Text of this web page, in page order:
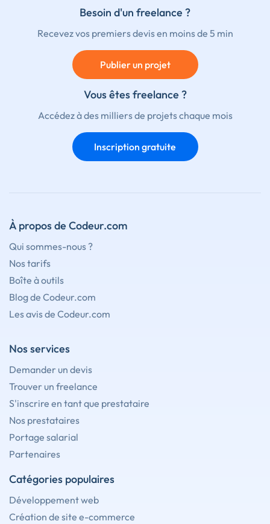
Besoin d'un freelance ?
Recevez vos premiers devis en moins de 5 min
Publier un projet
Vous êtes freelance ?
Accédez à des milliers de projets chaque mois
Inscription gratuite
À propos de Codeur.com
Qui sommes-nous ?
Nos tarifs
Boîte à outils
Blog de Codeur.com
Les avis de Codeur.com
Nos services
Demander un devis
Trouver un freelance
S'inscrire en tant que prestataire
Nos prestataires
Portage salarial
Partenaires
Catégories populaires
Développement web
Création de site e-commerce